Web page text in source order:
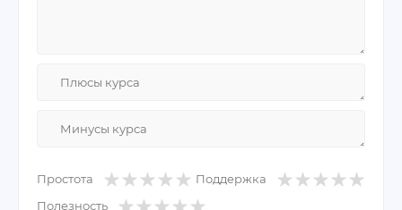
- Дорого
Простота
Поддержка
Полезность